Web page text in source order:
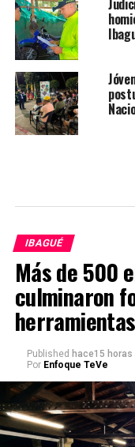
IBAGUÉ
Más de 500
culminaron
Published hace15 horas
Por Enfoque TeVe